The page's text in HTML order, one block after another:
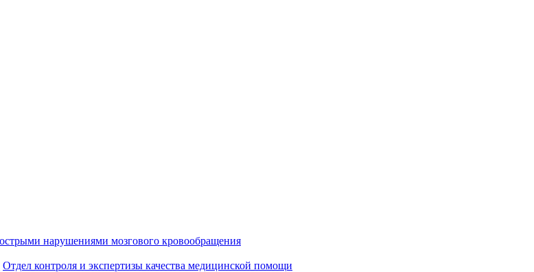
нарушениями мозгового кровообращения
Отдел контроля и экспертизы качества медицинской помощи